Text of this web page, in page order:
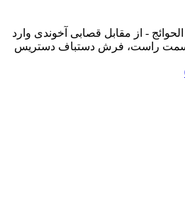
- از مقابل قصابی آخوندی وارد
سمت راست، فرش دستباف دستریس